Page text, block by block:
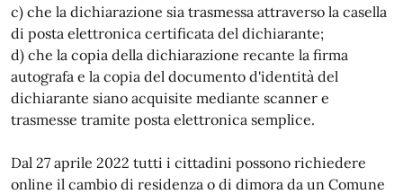
c) che la dichiarazione sia trasmessa attraverso la casella
di posta elettronica certificata del dichiarante;
d) che la copia della dichiarazione recante la firma
autografa e la copia del documento d'identità del
dichiarante siano acquisite mediante scanner e
trasmesse tramite posta elettronica semplice.
Dal 27 aprile 2022 tutti i cittadini possono richiedere
online il cambio di residenza o di dimora da un Comune